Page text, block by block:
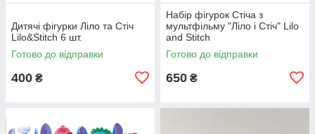
Дитячі фігурки Ліло та Стіч
Lilo&Stitch 6 шт.
Готово до відправки
400 ₴
Набір фігурок Стіча з
мультфільму "Ліло і Стіч" Lilo
and Stitch
Готово до відправки
650 ₴